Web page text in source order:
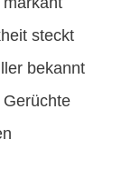
steckt
bekannt